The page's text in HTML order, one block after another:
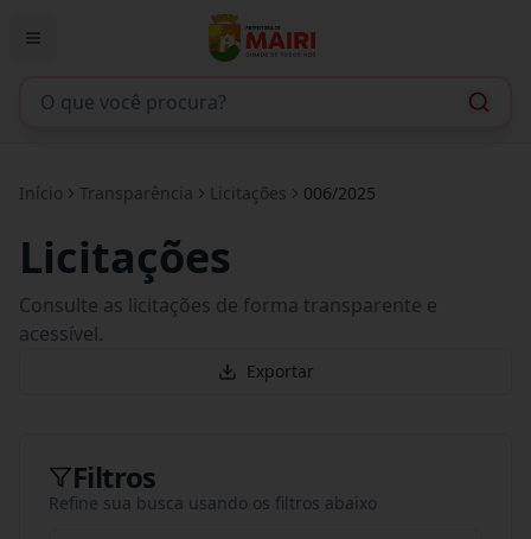
Início Transparência Licitações 006/2025
Licitações
Consulte as licitações de forma transparente e
acessível.
Exportar
Filtros
Refine sua busca usando os filtros abaixo